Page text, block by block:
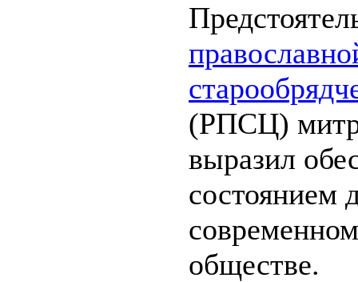
(РПСЦ)
выразил
состоянием
обществе.